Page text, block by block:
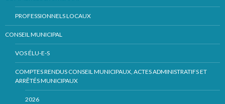
PROFESSIONNELS LOCAUX
CONSEIL MUNICIPAL
VOS ÉLU-E-S
COMPTES RENDUS CONSEIL MUNICIPAUX, ACTES ADMINISTRATIFS ET
ARRÊTÉS MUNICIPAUX
2026